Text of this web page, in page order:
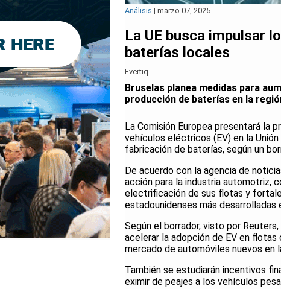
Análisis | marzo 07, 2025
La UE busca impulsar
baterías locales
Evertiq
Bruselas planea medidas para
producción de baterías en la
La Comisión Europea presentará la
vehículos eléctricos (EV) en la
fabricación de baterías, según un
De acuerdo con la agencia de
acción para la industria automotriz,
electrificación de sus flotas y
estadounidenses más desarrolladas
Según el borrador, visto por
acelerar la adopción de EV en
mercado de automóviles nuevos en
También se estudiarán incentivos
eximir de peajes a los vehículos